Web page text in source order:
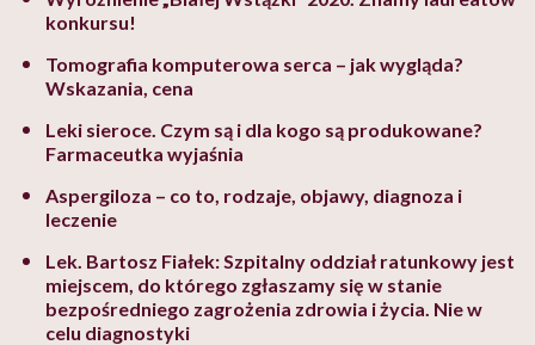
konkursu!
Tomografia komputerowa serca – jak wygląda?
Wskazania, cena
Leki sieroce. Czym są i dla kogo są produkowane?
Farmaceutka wyjaśnia
Aspergiloza – co to, rodzaje, objawy, diagnoza i
leczenie
Lek. Bartosz Fiałek: Szpitalny oddział ratunkowy jest
miejscem, do którego zgłaszamy się w stanie
bezpośredniego zagrożenia zdrowia i życia. Nie w
celu diagnostyki